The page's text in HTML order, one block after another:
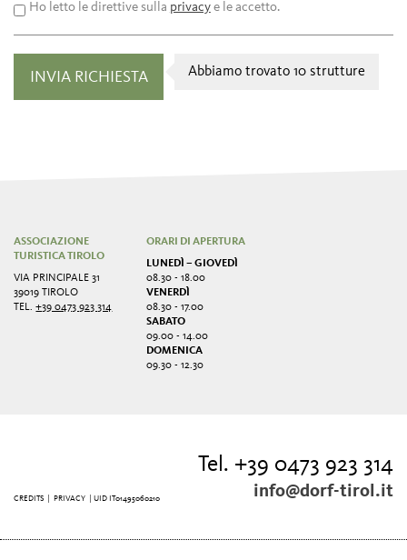
Ho letto le direttive sulla privacye le accetto.
Abbiamo trovato 10 strutture
ASSOCIAZIONE
TURISTICA TIROLO
VIA PRINCIPALE 31
39019 TIROLO
TEL.+39 0473 923 314
ORARI DI APERTURA
LUNEDÌ – GIOVEDÌ
08.30 - 18.00
VENERDÌ
08.30 - 17.00
SABATO
09.00 - 14.00
DOMENICA
09.30 - 12.30
Tel. +39 0473 923 314
info@dorf-tirol.it
CREDITS PRIVACY | UID IT01495060210